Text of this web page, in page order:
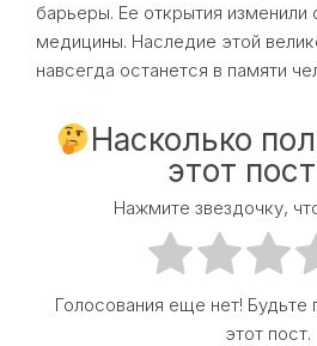
барьеры. Ее открытия изменили
медицины. Наследие этой
навсегда останется в памяти
Насколько
этот
Нажмите звездочку,
Голосования еще нет! Будьте
этот пост.